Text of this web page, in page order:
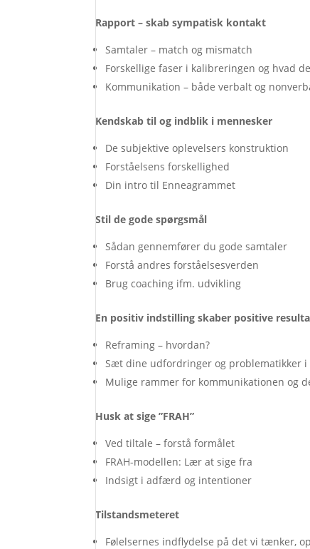
Rapport – skab sympatisk kontakt
Samtaler – match og mismatch
Forskellige faser i kalibreringen og hvad
Kommunikation – både verbalt og
Kendskab til og indblik i mennesker
De subjektive oplevelsers konstruktion
Forståelsens forskellighed
Din intro til Enneagrammet
Stil de gode spørgsmål
Sådan gennemfører du gode samtaler
Forstå andres forståelsesverden
Brug coaching ifm. udvikling
En positiv indstilling skaber positive
Reframing – hvordan?
Sæt dine udfordringer og problematikker i
Mulige rammer for kommunikationen og
Husk at sige ”FRAH”
Ved tiltale – forstå formålet
FRAH-modellen: Lær at sige fra
Indsigt i adfærd og intentioner
Tilstandsmeteret
Følelsernes indflydelse på det vi tænker,